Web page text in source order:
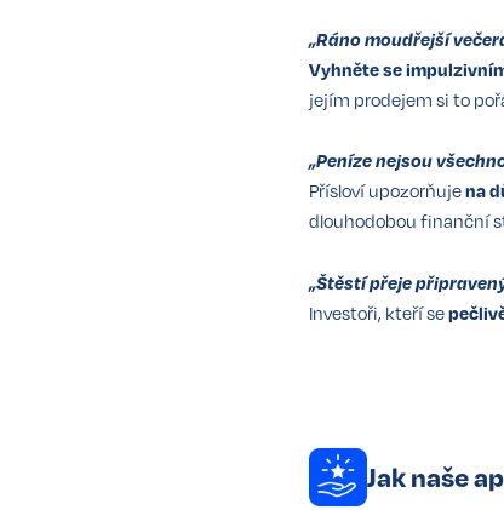
„Ráno moudřejší
Vyhněte se
jejím prodejem si to
„Peníze nejsou
Přísloví upozorňujena
dlouhodobou finanční
„Štěstí přeje
Investoři, kteří se
Jak naše